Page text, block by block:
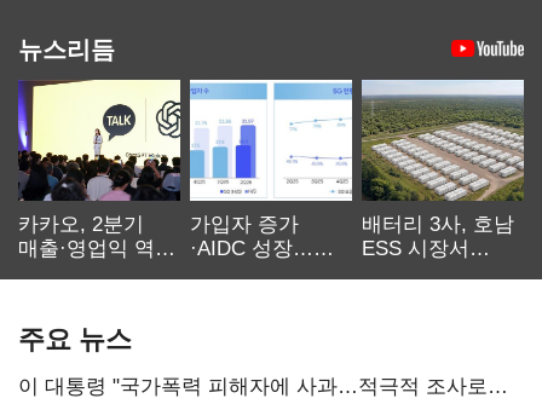
뉴스리듬
카카오, 2분기
매출·영업익 역대
가입자 증가
·AIDC 성장…
배터리 3사, 호남
ESS 시장서
주요 뉴스
이 대통령 "국가폭력 피해자에 사과…적극적 조사로